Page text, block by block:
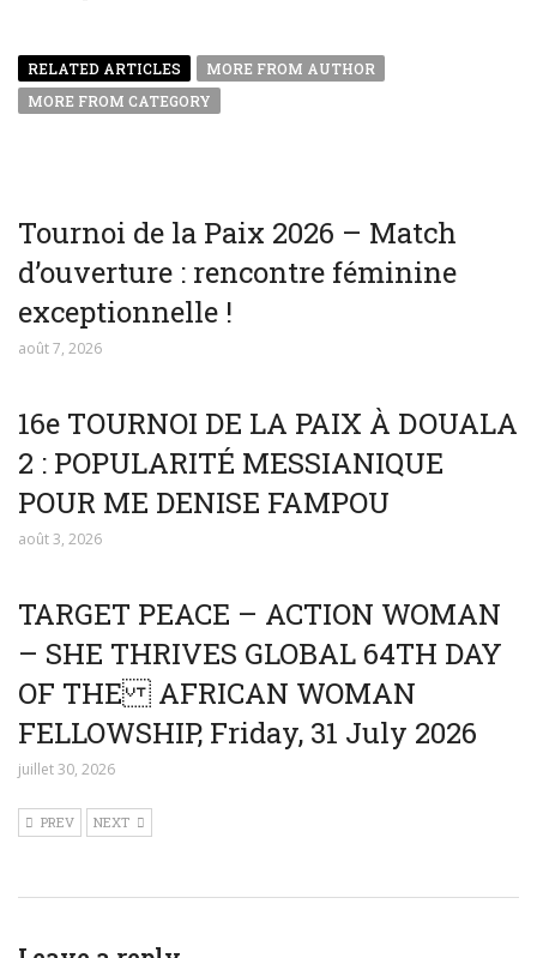
RELATED ARTICLES
MORE FROM AUTHOR
MORE FROM CATEGORY
Tournoi de la Paix 2026 – Match
d’ouverture : rencontre féminine
exceptionnelle !
août 7, 2026
16e TOURNOI DE LA PAIX À DOUALA
2 : POPULARITÉ MESSIANIQUE
POUR ME DENISE FAMPOU
août 3, 2026
TARGET PEACE – ACTION WOMAN
– SHE THRIVES GLOBAL 64TH DAY
OF THE AFRICAN WOMAN
FELLOWSHIP, Friday, 31 July 2026
juillet 30, 2026
PREV NEXT